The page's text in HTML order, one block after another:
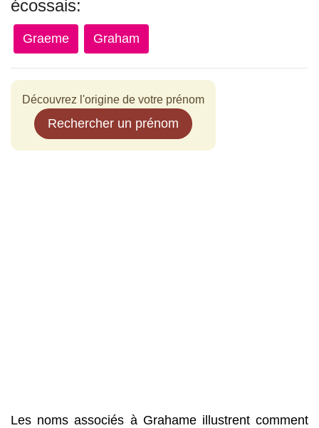
écossais:
Graeme Graham
Découvrez l'origine de votre prénom
Rechercher un prénom
Les noms associés à Grahame illustrent comment